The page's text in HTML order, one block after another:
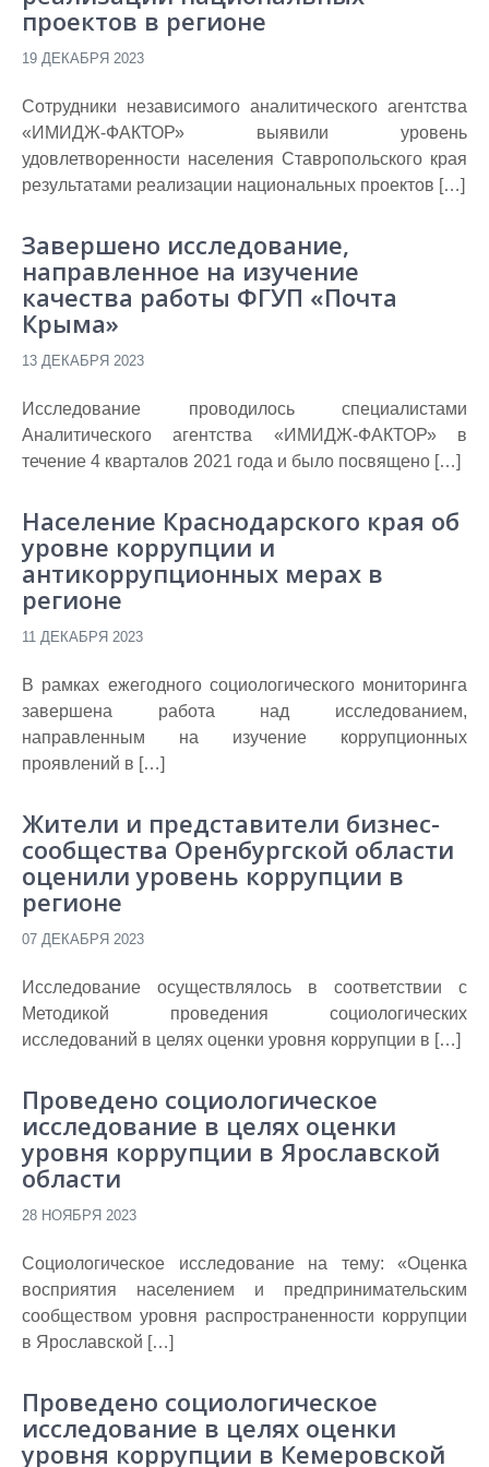
проектов в регионе
19 ДЕКАБРЯ 2023
Сотрудники независимого аналитического агентства
«ИМИДЖ-ФАКТОР» выявили уровень
удовлетворенности населения Ставропольского края
результатами реализации национальных проектов […]
Завершено исследование,
направленное на изучение
качества работы ФГУП «Почта
Крыма»
13 ДЕКАБРЯ 2023
Исследование проводилось специалистами
Аналитического агентства «ИМИДЖ-ФАКТОР» в
течение 4 кварталов 2021 года и было посвящено […]
Население Краснодарского края об
уровне коррупции и
антикоррупционных мерах в
регионе
11 ДЕКАБРЯ 2023
В рамках ежегодного социологического мониторинга
завершена работа над исследованием,
направленным на изучение коррупционных
проявлений в […]
Жители и представители бизнес-
сообщества Оренбургской области
оценили уровень коррупции в
регионе
07 ДЕКАБРЯ 2023
Исследование осуществлялось в соответствии с
Методикой проведения социологических
исследований в целях оценки уровня коррупции в […]
Проведено социологическое
исследование в целях оценки
уровня коррупции в Ярославской
области
28 НОЯБРЯ 2023
Социологическое исследование на тему: «Оценка
восприятия населением и предпринимательским
сообществом уровня распространенности коррупции
в Ярославской […]
Проведено социологическое
исследование в целях оценки
уровня коррупции в Кемеровской